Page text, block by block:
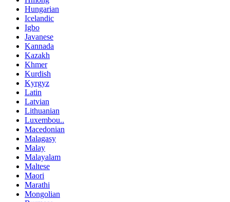
Hungarian
Icelandic
Igbo
Javanese
Kannada
Kazakh
Khmer
Kurdish
Kyrgyz
Latin
Latvian
Lithuanian
Luxembou..
Macedonian
Malagasy
Malay
Malayalam
Maltese
Maori
Marathi
Mongolian